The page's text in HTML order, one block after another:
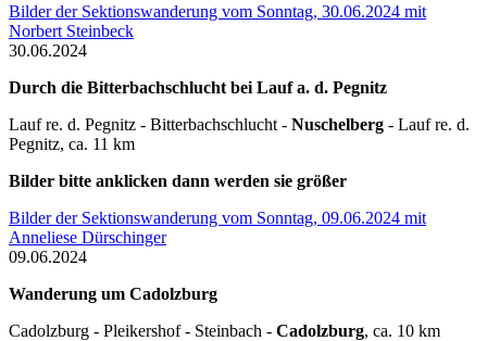
Bilder der Sektionswanderung vom Sonntag, 30.06.2024 mit
Norbert Steinbeck
30.06.2024
Durch die Bitterbachschlucht bei Lauf a. d. Pegnitz
Lauf re. d. Pegnitz - Bitterbachschlucht - Nuschelberg - Lauf re. d.
Pegnitz, ca. 11 km
Bilder bitte anklicken dann werden sie größer
Bilder der Sektionswanderung vom Sonntag, 09.06.2024 mit
Anneliese Dürschinger
09.06.2024
Wanderung um Cadolzburg
Cadolzburg - Pleikershof - Steinbach - Cadolzburg, ca. 10 km